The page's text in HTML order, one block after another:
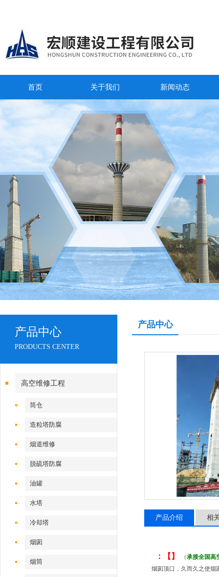
首页 关于我们 新闻动态
产品中心
PRODUCTS CENTER
高空维修工程
筒仓
造粒塔防腐
烟道维修
脱硫塔防腐
油罐
水塔
冷却塔
烟囱
烟筒
产品中心
产品介绍 相
：【】 （承接全国高
烟囱顶口，久而久之使烟